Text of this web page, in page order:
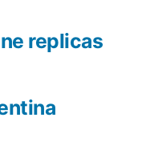
replicas